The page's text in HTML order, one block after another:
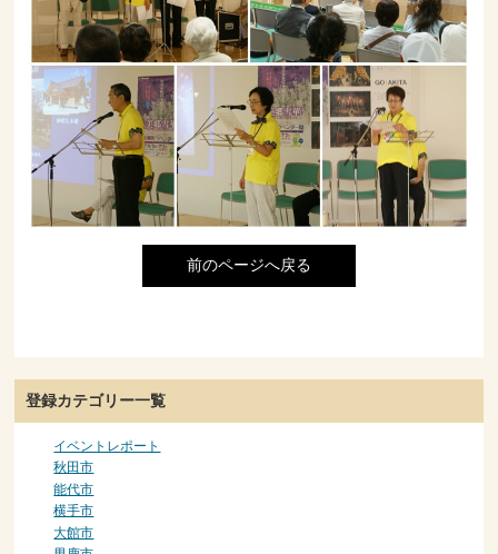
前のページへ戻る
登録カテゴリー一覧
イベントレポート
秋田市
能代市
横手市
大館市